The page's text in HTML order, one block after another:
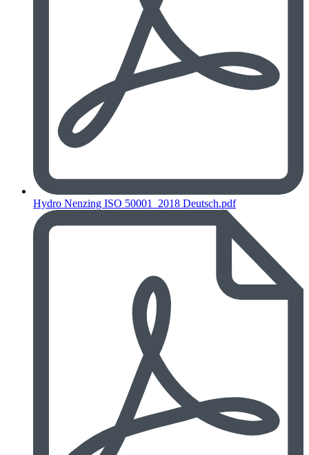
Hydro Nenzing ISO 50001_2018 Deutsch.pdf